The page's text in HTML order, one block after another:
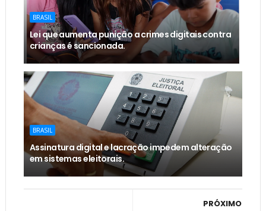
BRASIL
Lei que aumenta punição a crimes digitais contra
crianças é sancionada.
BRASIL
Assinatura digital e lacração impedem alteração
em sistemas eleitorais.
PRÓXIMO